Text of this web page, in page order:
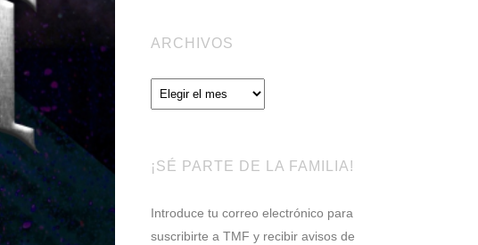
ARCHIVOS
Archivos
¡SÉ PARTE DE LA FAMILIA!
Introduce tu correo electrónico para
suscribirte a TMF y recibir avisos de